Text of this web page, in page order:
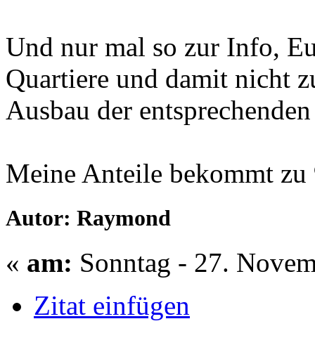
Und nur mal so zur Info,
Quartiere und damit nicht
Ausbau der
Meine Anteile bekommt
Autor: Raymond
« am: Sonntag - 27.
Zitat einfügen